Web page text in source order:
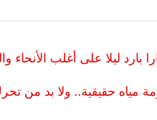
ليلا على أغلب الأنحاء
مياه حقيقية.. ولا بد من